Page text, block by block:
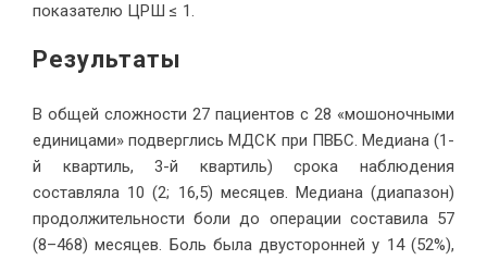
показателю ЦРШ ≤ 1.
Результаты
В общей сложности 27 пациентов с 28 «мошоночными
единицами» подверглись МДСК при ПВБС. Медиана (1-
й квартиль, 3-й квартиль) срока наблюдения
составляла 10 (2; 16,5) месяцев. Медиана (диапазон)
продолжительности боли до операции составила 57
(8–468) месяцев. Боль была двусторонней у 14 (52%),